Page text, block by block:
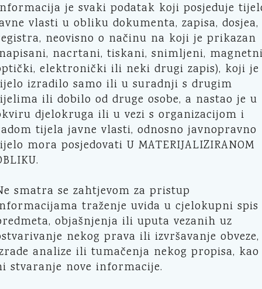
je svaki podatak koji posjeduje
vlasti u obliku dokumenta, zapisa, dosjea,
neovisno o načinu na koji je prikazan
nacrtani, tiskani, snimljeni,
elektronički ili neki drugi zapis), koji je
izradilo samo ili u suradnji s drugim
ili dobilo od druge osobe, a nastao je u
djelokruga ili u vezi s organizacijom i
tijela javne vlasti, odnosno javnopravno
mora posjedovati U MATERIJALIZIRANOM
smatra se zahtjevom za pristup
traženje uvida u cjelokupni spis
objašnjenja ili uputa vezanih uz
nekog prava ili izvršavanje obveze,
analize ili tumačenja nekog propisa, kao
stvaranje nove informacije.